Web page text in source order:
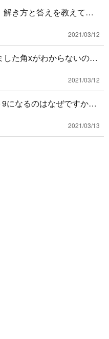
き方と答えを教えてく
2021/03/12
た角xがわからないの
2021/03/12
になるのはなぜですか？
2021/03/13